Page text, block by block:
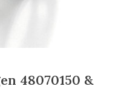
48070150 &